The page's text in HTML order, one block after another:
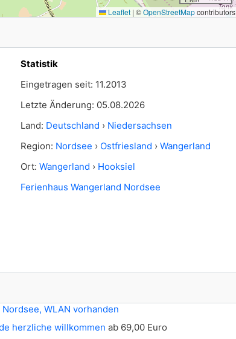
Leaflet | ©OpenStreetMapcontributors
Statistik
Eingetragen seit: 11.2013
Letzte Änderung: 05.08.2026
Land: Deutschland › Niedersachsen
Region: Nordsee › Ostfriesland › Wangerland
Ort: Wangerland › Hooksiel
Ferienhaus Wangerland Nordsee
WLAN vorhanden
herzliche willkommen ab 69,00 Euro